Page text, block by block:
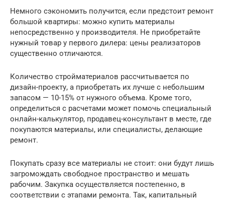
Немного сэкономить получится, если предстоит ремонт
большой квартиры: можно купить материалы
непосредственно у производителя. Не приобретайте
нужный товар у первого дилера: цены реализаторов
существенно отличаются.
Количество стройматериалов рассчитывается по
дизайн-проекту, а приобретать их лучше с небольшим
запасом — 10-15% от нужного объема. Кроме того,
определиться с расчетами может помочь специальный
онлайн-калькулятор, продавец-консультант в месте, где
покупаются материалы, или специалисты, делающие
ремонт.
Покупать сразу все материалы не стоит: они будут лишь
загромождать свободное пространство и мешать
рабочим. Закупка осуществляется постепенно, в
соответствии с этапами ремонта. Так, капитальный